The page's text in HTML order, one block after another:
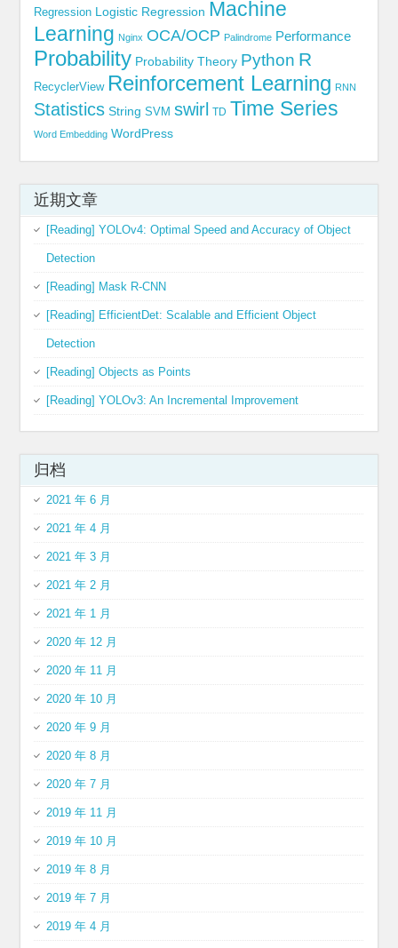
Regression Logistic Regression Machine
Learning Nginx OCA/OCP Palindrome Performance
Probability Probability Theory Python R
RecyclerView Reinforcement Learning RNN
Statistics String SVM swirl TD Time Series
Word Embedding WordPress
近期文章
[Reading] YOLOv4: Optimal Speed and Accuracy of Object
Detection
[Reading] Mask R-CNN
[Reading] EfficientDet: Scalable and Efficient Object
Detection
[Reading] Objects as Points
[Reading] YOLOv3: An Incremental Improvement
归档
2021 年 6 月
2021 年 4 月
2021 年 3 月
2021 年 2 月
2021 年 1 月
2020 年 12 月
2020 年 11 月
2020 年 10 月
2020 年 9 月
2020 年 8 月
2020 年 7 月
2019 年 11 月
2019 年 10 月
2019 年 8 月
2019 年 7 月
2019 年 4 月